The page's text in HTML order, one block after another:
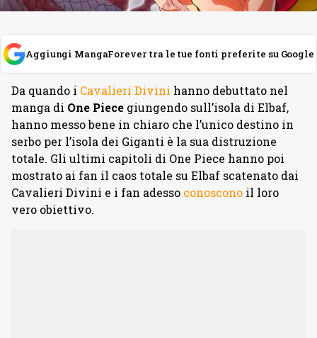
Aggiungi MangaForever tra le tue fonti preferite su Google
Da quando i Cavalieri Divini hanno debuttato nel
manga di One Piece giungendo sull’isola di Elbaf,
hanno messo bene in chiaro che l’unico destino in
serbo per l’isola dei Giganti è la sua distruzione
totale. Gli ultimi capitoli di One Piece hanno poi
mostrato ai fan il caos totale su Elbaf scatenato dai
Cavalieri Divini e i fan adesso conoscono il loro
vero obiettivo.